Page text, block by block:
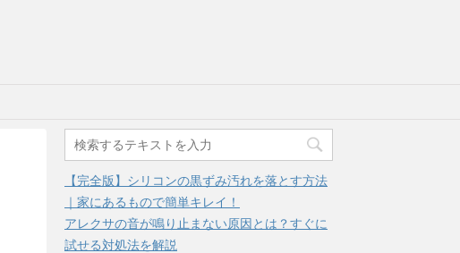
【完全版】シリコンの黒ずみ汚れを落とす方法
｜家にあるもので簡単キレイ！
アレクサの音が鳴り止まない原因とは？すぐに
試せる対処法を解説